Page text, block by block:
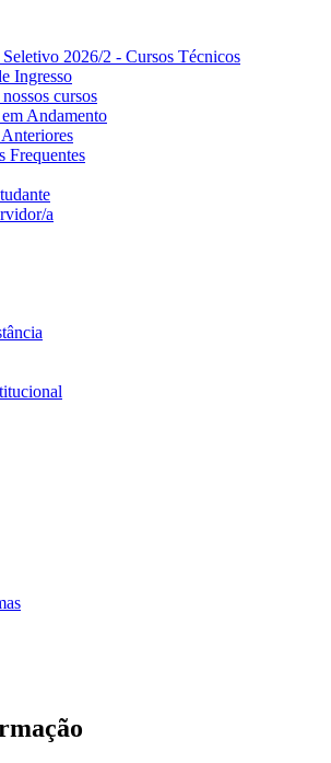
Seletivo 2026/2 - Cursos Técnicos
Ingresso
cursos
em Andamento
Anteriores
Frequentes
a